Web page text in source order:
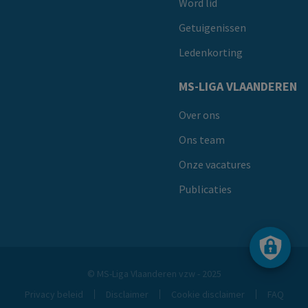
Word lid
Getuigenissen
Ledenkorting
MS-LIGA VLAANDEREN
Over ons
Ons team
Onze vacatures
Publicaties
Footer
© MS-Liga Vlaanderen vzw - 2025
Privacy beleid
Disclaimer Cookie disclaimer FAQ